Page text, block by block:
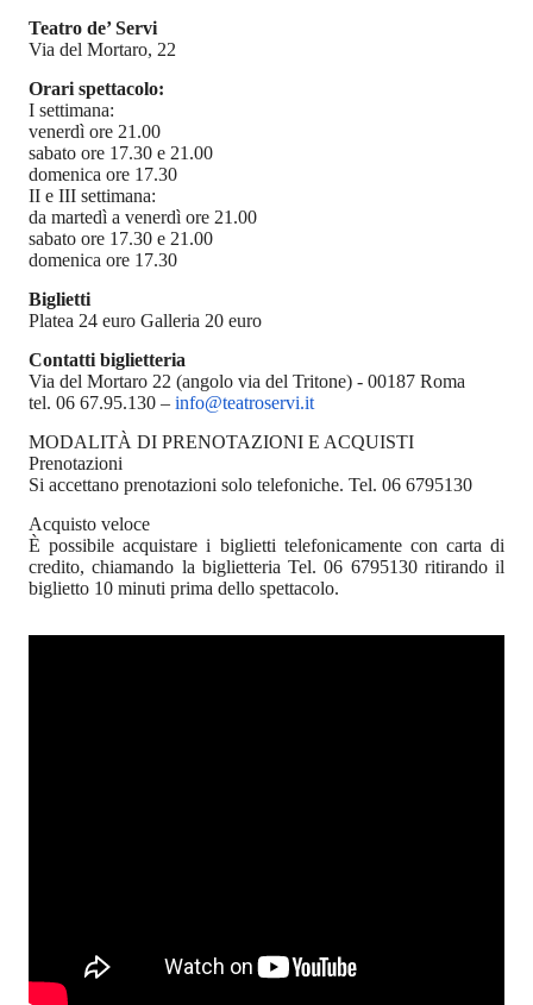
Teatro de’ Servi
Via del Mortaro, 22
Orari spettacolo:
I settimana:
venerdì ore 21.00
sabato ore 17.30 e 21.00
domenica ore 17.30
II e III settimana:
da martedì a venerdì ore 21.00
sabato ore 17.30 e 21.00
domenica ore 17.30
Biglietti
Platea 24 euro Galleria 20 euro
Contatti biglietteria
Via del Mortaro 22 (angolo via del Tritone) - 00187 Roma
tel. 06 67.95.130 – info@teatroservi.it
MODALITÀ DI PRENOTAZIONI E ACQUISTI
Prenotazioni
Si accettano prenotazioni solo telefoniche. Tel. 06 6795130
Acquisto veloce
È possibile acquistare i biglietti telefonicamente con carta di
credito, chiamando la biglietteria Tel. 06 6795130 ritirando il
biglietto 10 minuti prima dello spettacolo.